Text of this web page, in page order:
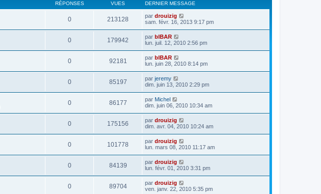
RÉPONSES VUES DERNIER MESSAGE
0 213128 par drouizig
sam. févr. 16, 2013 9:17 pm
0 179942 par bIBAR
lun. juil. 12, 2010 2:56 pm
0 92181 par bIBAR
lun. juin 28, 2010 8:14 pm
0 85197 par jeremy
dim. juin 13, 2010 2:29 pm
0 86177 par Michel
dim. juin 06, 2010 10:34 am
0 175156 par drouizig
dim. avr. 04, 2010 10:24 am
0 101778 par drouizig
lun. mars 08, 2010 11:17 am
0 84139 par drouizig
lun. févr. 01, 2010 3:31 pm
0 89704 par drouizig
ven. janv. 22, 2010 5:35 pm